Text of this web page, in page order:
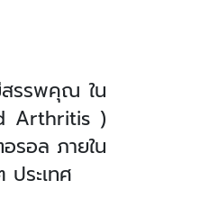
รรพคุณ ใน
Arthritis )
รอล ภายใน
ระเทศ